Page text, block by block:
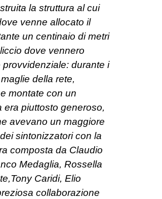
la struttura al cui
venne allocato il
un centinaio di metri
dove vennero
durante i
della rete,
montate con un
era piuttosto generoso,
avevano un maggiore
sintonizzatori con la
composta da Claudio
Medaglia, Rossella
Caridi, Elio
collaborazione